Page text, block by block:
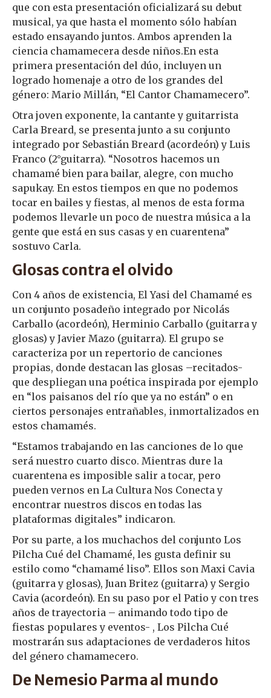
que con esta presentación oficializará su debut
musical, ya que hasta el momento sólo habían
estado ensayando juntos. Ambos aprenden la
ciencia chamamecera desde niños.En esta
primera presentación del dúo, incluyen un
logrado homenaje a otro de los grandes del
género: Mario Millán, “El Cantor Chamamecero”.
Otra joven exponente, la cantante y guitarrista
Carla Breard, se presenta junto a su conjunto
integrado por Sebastián Breard (acordeón) y Luis
Franco (2°guitarra). “Nosotros hacemos un
chamamé bien para bailar, alegre, con mucho
sapukay. En estos tiempos en que no podemos
tocar en bailes y fiestas, al menos de esta forma
podemos llevarle un poco de nuestra música a la
gente que está en sus casas y en cuarentena”
sostuvo Carla.
Glosas contra el olvido
Con 4 años de existencia, El Yasi del Chamamé es
un conjunto posadeño integrado por Nicolás
Carballo (acordeón), Herminio Carballo (guitarra y
glosas) y Javier Mazo (guitarra). El grupo se
caracteriza por un repertorio de canciones
propias, donde destacan las glosas –recitados-
que despliegan una poética inspirada por ejemplo
en “los paisanos del río que ya no están” o en
ciertos personajes entrañables, inmortalizados en
estos chamamés.
“Estamos trabajando en las canciones de lo que
será nuestro cuarto disco. Mientras dure la
cuarentena es imposible salir a tocar, pero
pueden vernos en La Cultura Nos Conecta y
encontrar nuestros discos en todas las
plataformas digitales” indicaron.
Por su parte, a los muchachos del conjunto Los
Pilcha Cué del Chamamé, les gusta definir su
estilo como “chamamé liso”. Ellos son Maxi Cavia
(guitarra y glosas), Juan Britez (guitarra) y Sergio
Cavia (acordeón). En su paso por el Patio y con tres
años de trayectoria – animando todo tipo de
fiestas populares y eventos- , Los Pilcha Cué
mostrarán sus adaptaciones de verdaderos hitos
del género chamamecero.
De Nemesio Parma al mundo